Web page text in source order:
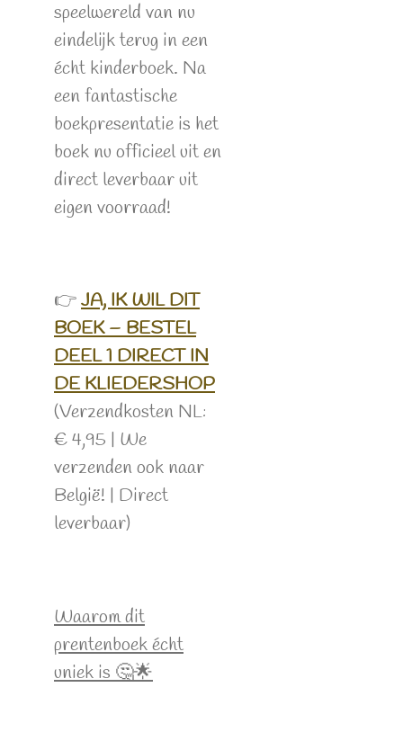
speelwereld van nu
eindelijk terug in een
écht kinderboek. Na
een fantastische
boekpresentatie is het
boek nu officieel uit en
direct leverbaar uit
eigen voorraad!
👉JA, IK WIL DIT
BOEK – BESTEL
DEEL 1 DIRECT IN
DE KLIEDERSHOP
(Verzendkosten NL:
€ 4,95 | We
verzenden ook naar
België! | Direct
leverbaar)
Waarom dit
prentenboek écht
uniek is 🤔🌟